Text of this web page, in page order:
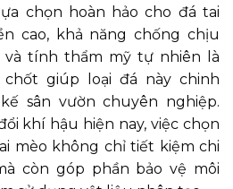
chọn hoàn hảo cho đá tai
cao, khả năng chống chịu
tính thẩm mỹ tự nhiên là
giúp loại đá này chinh
sân vườn chuyên nghiệp.
khí hậu hiện nay, việc chọn
mèo không chỉ tiết kiệm chi
còn góp phần bảo vệ môi